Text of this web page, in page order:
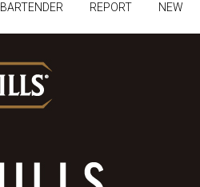
BARTENDER REPORT NEW